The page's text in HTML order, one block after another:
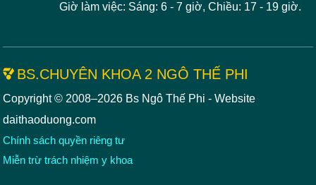
Giờ làm việc: Sáng: 6 - 7 giờ, Chiều: 17 - 19 giờ.
BS.CHUYÊN KHOA 2 NGÔ THẾ PHI
Copyright © 2008–2026 Bs Ngô Thế Phi - Website
daithaoduong.com
Chính sách quyền riêng tư
Miễn trừ trách nhiệm y khoa